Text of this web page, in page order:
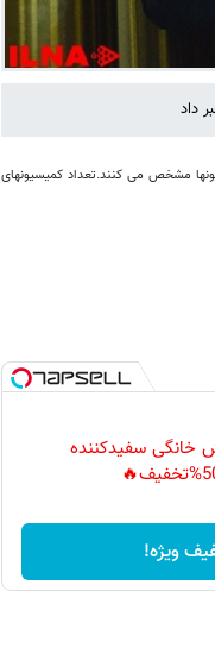
مشخص می کنند.تعداد کمیسیونهای
خانگی سفیدکننده
ویژه!